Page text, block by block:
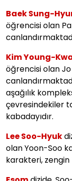
Baek Sung-
öğrencisi olan
Kim Young-
öğrencisi olan
aşağılık
çevresindekiler
kabadayıdır.
Lee Soo-Hyuk
olan Yoon-Soo
karakteri, zengin